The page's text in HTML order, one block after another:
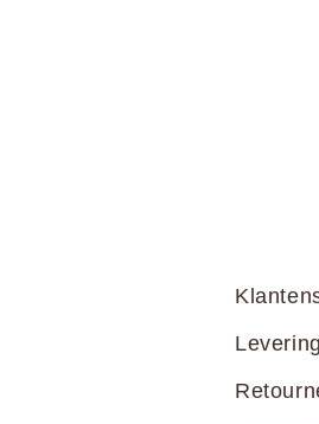
Levering